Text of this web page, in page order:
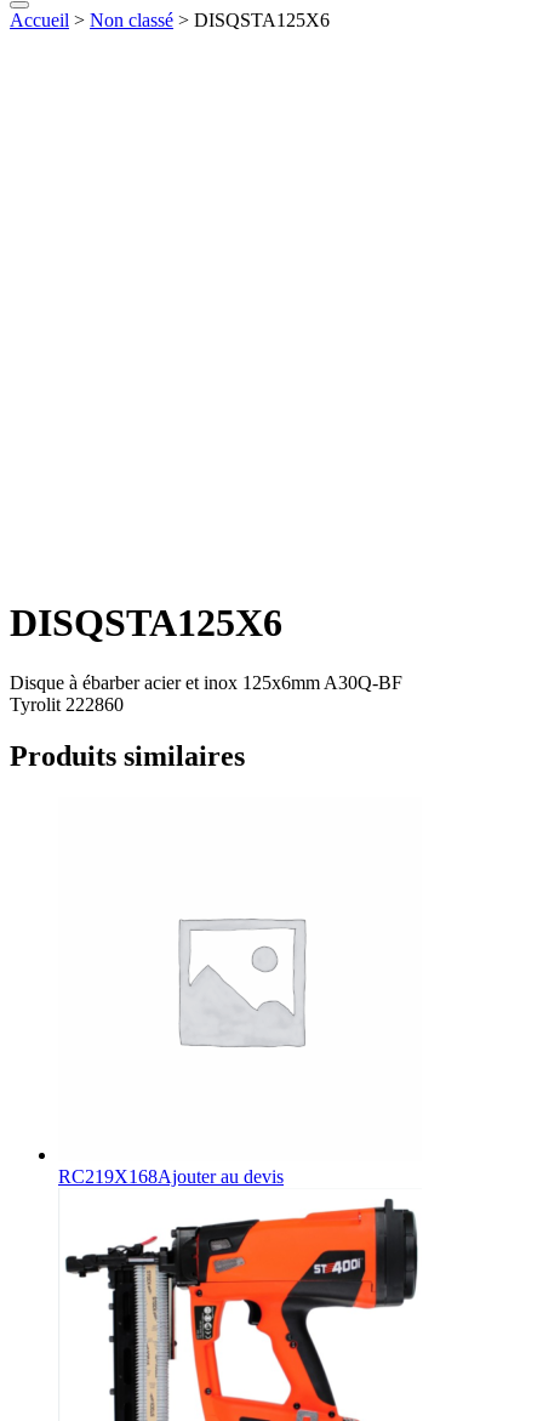
Accueil > Non classé > DISQSTA125X6
DISQSTA125X6
Disque à ébarber acier et inox 125x6mm A30Q-BF
Tyrolit 222860
Produits similaires
RC219X168Ajouter au devis